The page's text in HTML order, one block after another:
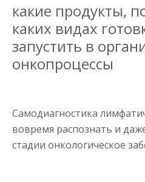
какие продукты,
каких видах
запустить в
онкопроцессы
Самодиагностика
вовремя распознать и
стадии онкологическое